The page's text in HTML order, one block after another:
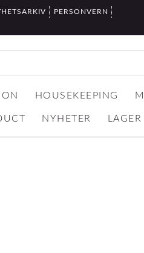
PERSONVERN
HOUSEKEEPING
NYHETER